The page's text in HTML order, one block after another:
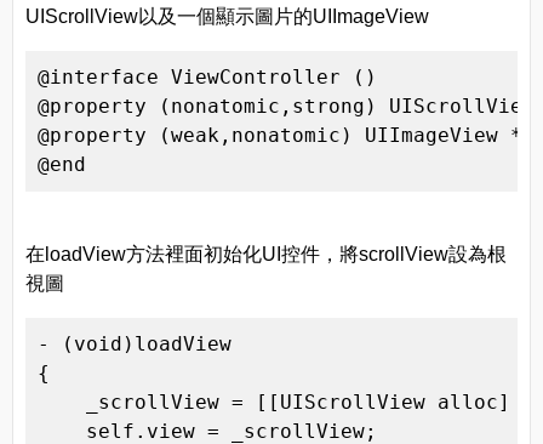
UIScrollView以及一個顯示圖片的UIImageView
@interface ViewController ()
@property (nonatomic,strong)
@property (weak,nonatomic) UIImageView
@end
在loadView方法裡面初始化UI控件，將scrollView設為根
視圖
- (void)loadView
{
_scrollView = [[UIScrollView alloc]
    self.view = _scrollView;